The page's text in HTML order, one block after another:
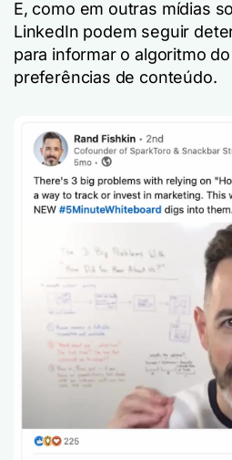
E, como em outras mídias
LinkedIn podem seguir
para informar o algoritmo
preferências de conteúdo.